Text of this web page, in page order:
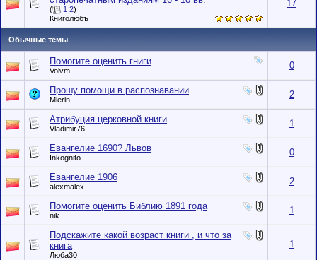
( 1 2)
Книголюбъ
17
Обычные темы
Помогите оценить гниги
Volvm 0
Прошу помощи в распознавании
Mierin 2
Атрибуция церковной книги
Vladimir76 1
Евангелие 1690? Львов
Inkognito 0
Евангелие 1906
alexmalex 2
Помогите оценить Библию 1891 года
nik 1
Подскажите какой возраст книги , и что за
книга
Люба30
1